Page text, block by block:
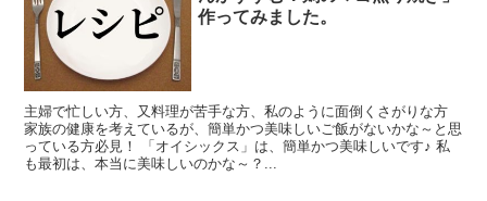
作ってみました。
主婦で忙しい方、又料理が苦手な方、私のように面倒くさがりな方
家族の健康を考えているが、簡単かつ美味しいご飯がないかな～と思
っている方必見！ 「オイシックス」は、簡単かつ美味しいです♪ 私
も最初は、本当に美味しいのかな～？...